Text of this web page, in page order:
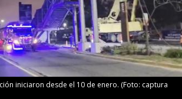
iniciaron desde el 10 de enero. (Foto: captura